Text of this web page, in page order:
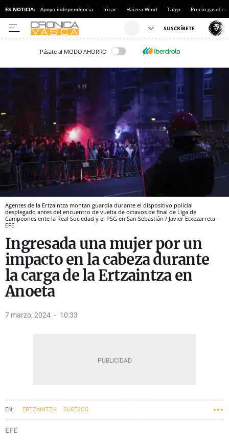
ES NOTICIA: Apoyo independencia Irizar Haizea Wind Talgo Precio gasolina
Pásate al MODO AHORRO
Agentes de la Ertzaintza montan guardia durante el dispositivo policial
desplegado antes del encuentro de vuelta de octavos de final de Liga de
Campeones ente la Real Sociedad y el PSG en San Sebastián / Javier Etxezarreta -
EFE
Ingresada una mujer por un
impacto en la cabeza durante
la carga de la Ertzaintza en
Anoeta
7 marzo, 2024 10:33
ERTZAINTZA SUCESOS
EFE